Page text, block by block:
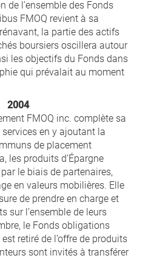
de l’ensemble des Fonds
FMOQ revient à sa
la partie des actifs
boursiers oscillera autour
les objectifs du Fonds dans
qui prévalait au moment
2004
FMOQ inc. complète sa
en y ajoutant la
de placement
les produits d’Épargne
le biais de partenaires,
en valeurs mobilières. Elle
de prendre en charge et
sur l’ensemble de leurs
le Fonds obligations
retiré de l’offre de produits
sont invités à transférer